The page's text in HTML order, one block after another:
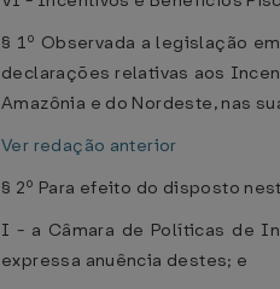
§ 1º Observada a legislação
declarações relativas aos
Amazônia e do Nordeste, nas
Ver redação anterior
§ 2º Para efeito do disposto
I - a Câmara de Políticas de
expressa anuência destes; e